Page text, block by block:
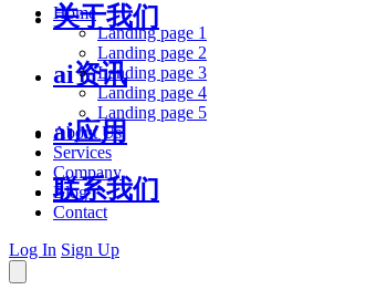
关于我们
ai资讯
ai应用
联系我们
Home
Landing page 1
Landing page 2
Landing page 3
Landing page 4
Landing page 5
About Us
Services
Company
Blog
Contact
Log In Sign Up